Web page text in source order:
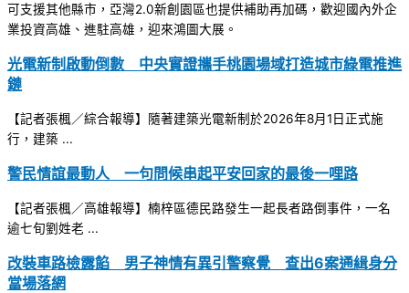
可支援其他縣市，亞灣2.0新創園區也提供補助再加碼，歡迎國內外企
業投資高雄、進駐高雄，迎來鴻圖大展。
光電新制啟動倒數 中央實證攜手桃園場域打造城市綠電推進
鏈
【記者張楓／綜合報導】隨著建築光電新制於2026年8月1日正式施
行，建築 ...
警民情誼最動人 一句問候串起平安回家的最後一哩路
【記者張楓／高雄報導】楠梓區德民路發生一起長者路倒事件，一名
逾七旬劉姓老 ...
改裝車路檢露餡 男子神情有異引警察覺 查出6案通緝身分
當場落網